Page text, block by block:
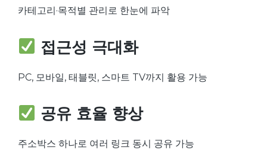
카테고리·목적별 관리로 한눈에 파악
접근성 극대화
PC, 모바일, 태블릿, 스마트 TV까지 활용 가능
공유 효율 향상
주소박스 하나로 여러 링크 동시 공유 가능